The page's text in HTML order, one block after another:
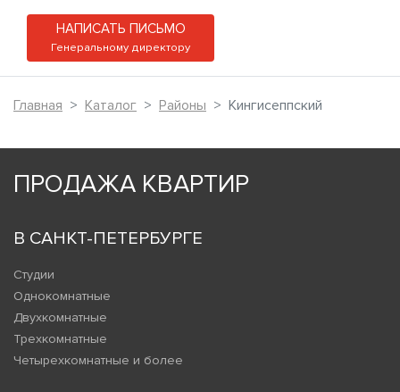
НАПИСАТЬ ПИСЬМО
Генеральному директору
Главная Каталог Районы Кингисеппский
ПРОДАЖА КВАРТИР
В САНКТ-ПЕТЕРБУРГЕ
Студии
Однокомнатные
Двухкомнатные
Трехкомнатные
Четырехкомнатные и более